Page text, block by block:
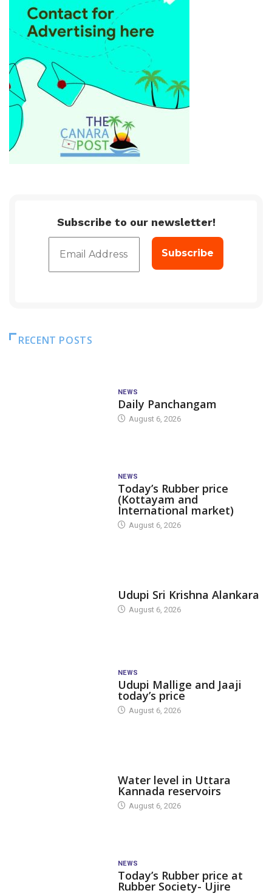
Subscribe to our newsletter!
RECENT POSTS
NEWS
Daily Panchangam
August 6, 2026
NEWS
Today’s Rubber price
(Kottayam and
International market)
August 6, 2026
Udupi Sri Krishna Alankara
August 6, 2026
NEWS
Udupi Mallige and Jaaji
today’s price
August 6, 2026
Water level in Uttara
Kannada reservoirs
August 6, 2026
NEWS
Today’s Rubber price at
Rubber Society- Ujire